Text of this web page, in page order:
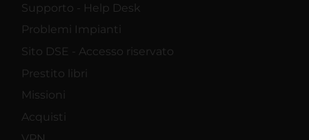
Supporto - Help Desk
Problemi Impianti
Sito DSE - Accesso riservato
Prestito libri
Missioni
Acquisti